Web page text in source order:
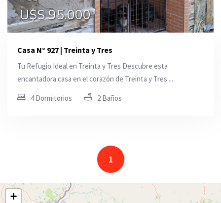
U$S 95.000
Casa N° 927 | Treinta y Tres
Tu Refugio Ideal en Treinta y Tres Descubre esta
encantadora casa en el corazón de Treinta y Tres ...
4 Dormitorios 2 Baños
1
+